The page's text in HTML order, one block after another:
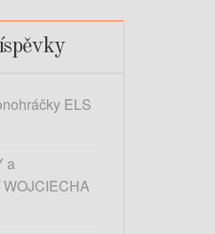
ELS
a